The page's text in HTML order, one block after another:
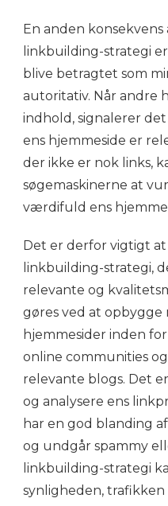
En anden
linkbuilding-strategi
blive betragtet som
autoritativ. Når andre
indhold, signalerer
ens hjemmeside er
der ikke er nok links,
søgemaskinerne at
værdifuld ens
Det er derfor vigtigt
linkbuilding-strategi,
relevante og
gøres ved at
hjemmesider inden
online communities
relevante blogs. Det
og analysere ens
har en god blanding
og undgår spammy
linkbuilding-strategi
synligheden,